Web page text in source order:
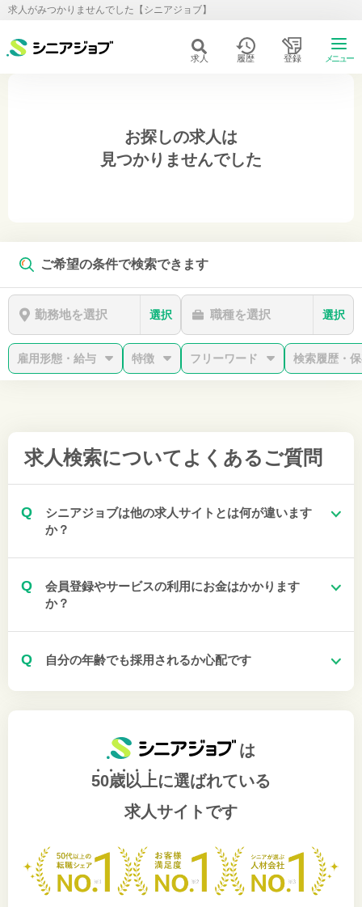
求人がみつかりませんでした【シニアジョブ】
求人 履歴 登録 メニュー
お探しの求人は
見つかりませんでした
ご希望の条件で検索できます
勤務地を選択 選択 職種を選択 選択
雇用形態・給与 特徴 フリーワード 検索履歴・
求人検索について よくあるご質問
Q
シニアジョブは他の求人サイトとは何が違います
か？
Q
会員登録やサービスの利用にお金はかかります
か？
Q 自分の年齢でも採用されるか心配です
は
50歳以上に選ばれている
求人サイトです